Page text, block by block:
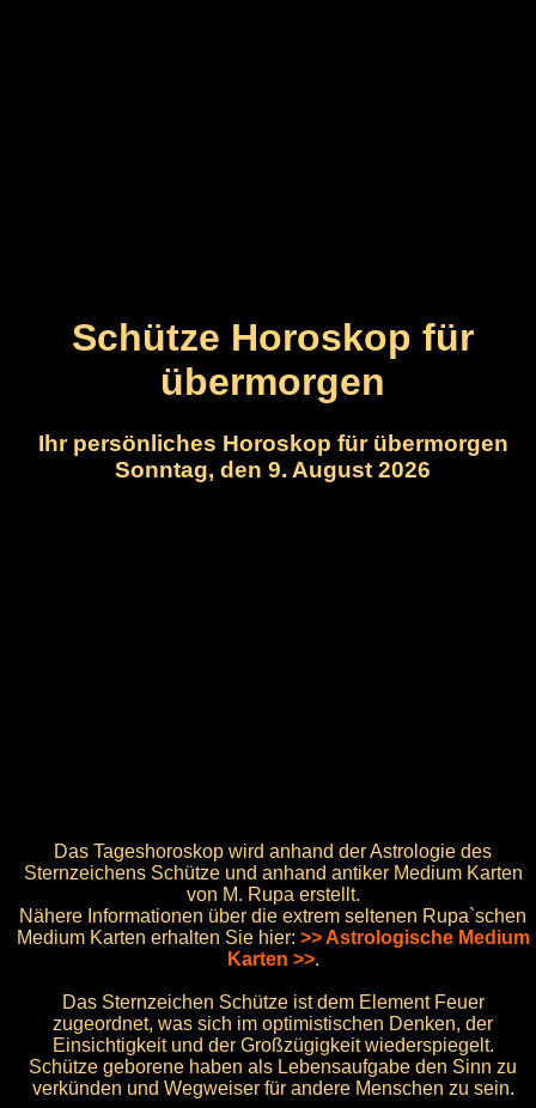
Schütze Horoskop für
übermorgen
Ihr persönliches Horoskop für übermorgen
Sonntag, den 9. August 2026
Das Tageshoroskop wird anhand der Astrologie des
Sternzeichens Schütze und anhand antiker Medium Karten
von M. Rupa erstellt.
Nähere Informationen über die extrem seltenen Rupa`schen
Medium Karten erhalten Sie hier: >> Astrologische Medium
Karten >>.
Das Sternzeichen Schütze ist dem Element Feuer
zugeordnet, was sich im optimistischen Denken, der
Einsichtigkeit und der Großzügigkeit wiederspiegelt.
Schütze geborene haben als Lebensaufgabe den Sinn zu
verkünden und Wegweiser für andere Menschen zu sein.